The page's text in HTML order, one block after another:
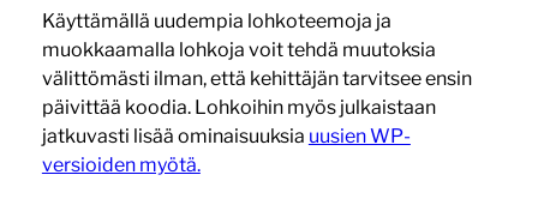
Käyttämällä uudempia lohkoteemoja ja
muokkaamalla lohkoja voit tehdä muutoksia
välittömästi ilman, että kehittäjän tarvitsee ensin
päivittää koodia. Lohkoihin myös julkaistaan
jatkuvasti lisää ominaisuuksia uusien WP-
versioiden myötä.